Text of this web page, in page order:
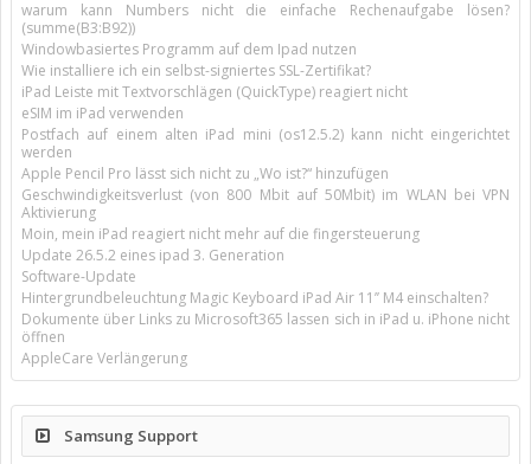
warum kann Numbers nicht die einfache Rechenaufgabe lösen?
(summe(B3:B92))
Windowbasiertes Programm auf dem Ipad nutzen
Wie installiere ich ein selbst-signiertes SSL-Zertifikat?
iPad Leiste mit Textvorschlägen (QuickType) reagiert nicht
eSIM im iPad verwenden
Postfach auf einem alten iPad mini (os12.5.2) kann nicht eingerichtet
werden
Apple Pencil Pro lässt sich nicht zu „Wo ist?“ hinzufügen
Geschwindigkeitsverlust (von 800 Mbit auf 50Mbit) im WLAN bei VPN
Aktivierung
Moin, mein iPad reagiert nicht mehr auf die fingersteuerung
Update 26.5.2 eines ipad 3. Generation
Software-Update
Hintergrundbeleuchtung Magic Keyboard iPad Air 11’’ M4 einschalten?
Dokumente über Links zu Microsoft365 lassen sich in iPad u. iPhone nicht
öffnen
AppleCare Verlängerung
Samsung Support